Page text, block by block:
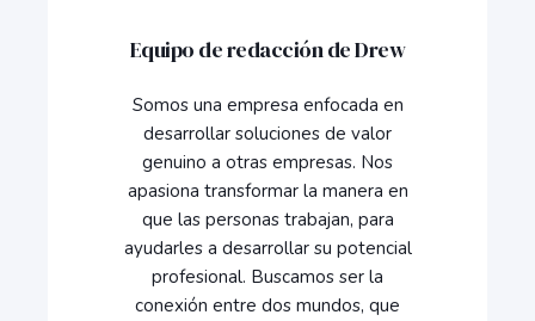
Equipo de redacción de Drew
Somos una empresa enfocada en
desarrollar soluciones de valor
genuino a otras empresas. Nos
apasiona transformar la manera en
que las personas trabajan, para
ayudarles a desarrollar su potencial
profesional. Buscamos ser la
conexión entre dos mundos, que